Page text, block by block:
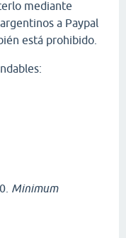
mediante
a Paypal
está prohibido.
Minimum